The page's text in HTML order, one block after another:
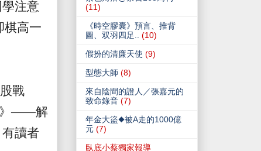
注意
棋高一
股戰
》——解
讀者
(11)
《時空膠囊》預言、推背
圖、双羽四足..
(10)
假扮的清廉天使 (9)
型態大師 (8)
來自陰間的證人／張嘉元的
致命錄音 (7)
年金大盜◆被A走的1000億
元 (7)
臥底小蔡獨家報導